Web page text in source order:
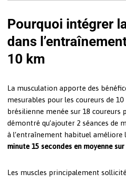
Pourquoi intégrer
dans
10 km
La musculation apporte des
mesurables pour les coureurs de 10
brésilienne menée sur 18 coureurs
démontré qu’ajouter 2 séances de
à l’entraînement habituel améliore
minute 15 secondes en moyenne sur
Les muscles principalement